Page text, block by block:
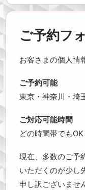
ご予約フ
お客さまの個人情
ご予約可能
東京・神奈川・埼
ご対応可能時間
どの時間帯でも
現在、多数のご予
いただくのが少し
申し訳ございませ